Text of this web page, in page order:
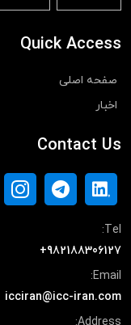
Quick Access
صفحه اصلی
اخبار
Contact Us
Tel:
+982188306127
Email:
icciran@icc-iran.com